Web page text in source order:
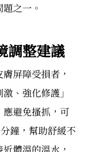
之一。
調整建議
屏障受損者，
、強化修護」
避免搔抓，可
鐘，幫助舒緩不
體溫的溫水，